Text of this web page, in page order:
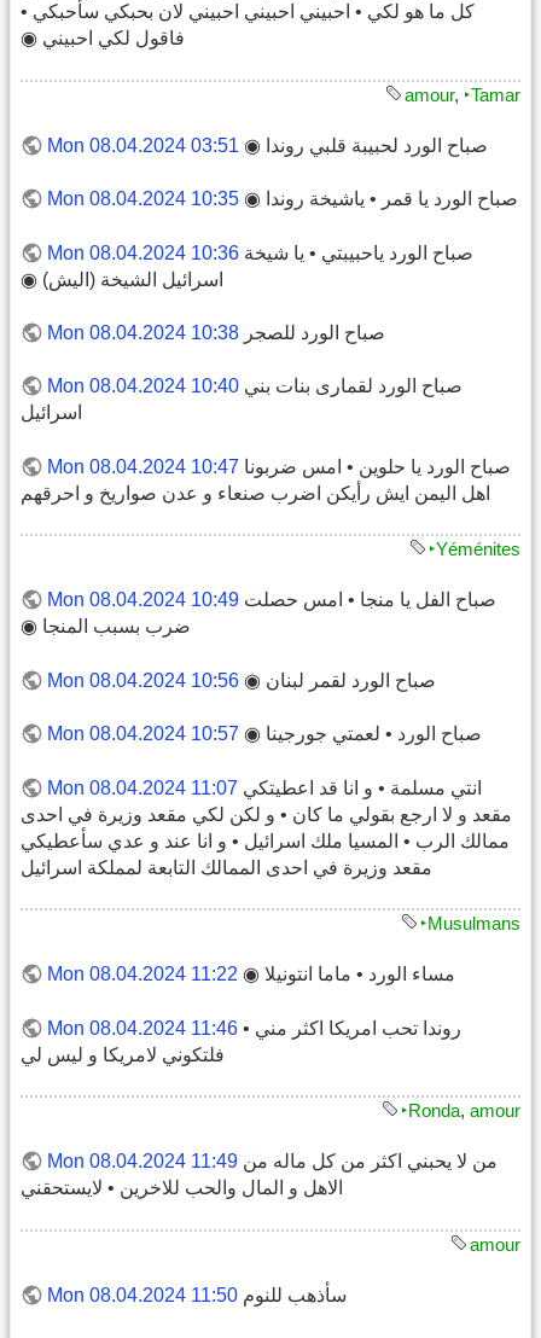
كل ما هو لكي • احبيني احبيني احبيني لان بحبكي سأحبكي •
فاقول لكي احبيني ◉
amour, ‣Tamar
Mon 08.04.2024 03:51 صباح الورد لحبيبة قلبي روندا ◉
Mon 08.04.2024 10:35 صباح الورد يا قمر • ياشيخة روندا ◉
Mon 08.04.2024 10:36 صباح الورد ياحبيبتي • يا شيخة
اسرائيل الشيخة (اليش) ◉
Mon 08.04.2024 10:38 صباح الورد للصجر
Mon 08.04.2024 10:40 صباح الورد لقمارى بنات بني
اسرائيل
Mon 08.04.2024 10:47 صباح الورد يا حلوين • امس ضربونا
اهل اليمن ايش رأيكن اضرب صنعاء و عدن صواريخ و احرقهم
‣Yéménites
Mon 08.04.2024 10:49 صباح الفل يا منجا • امس حصلت
ضرب بسبب المنجا ◉
Mon 08.04.2024 10:56 صباح الورد لقمر لبنان ◉
Mon 08.04.2024 10:57 صباح الورد • لعمتي جورجينا ◉
Mon 08.04.2024 11:07 انتي مسلمة • و انا قد اعطيتكي
مقعد و لا ارجع بقولي ما كان • و لكن لكي مقعد وزيرة في احدى
ممالك الرب • المسيا ملك اسرائيل • و انا عند و عدي سأعطيكي
مقعد وزيرة في احدى الممالك التابعة لمملكة اسرائيل
‣Musulmans
Mon 08.04.2024 11:22 مساء الورد • ماما انتونيلا ◉
Mon 08.04.2024 11:46 روندا تحب امريكا اكثر مني •
فلتكوني لامريكا و ليس لي
‣Ronda, amour
Mon 08.04.2024 11:49 من لا يحبني اكثر من كل ماله من
الاهل و المال والحب للاخرين • لايستحقني
amour
Mon 08.04.2024 11:50 سأذهب للنوم